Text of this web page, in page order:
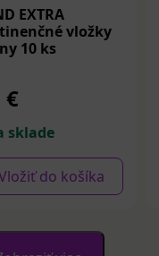
EXTRA
vložky
10 ks
€
sklade
do košíka